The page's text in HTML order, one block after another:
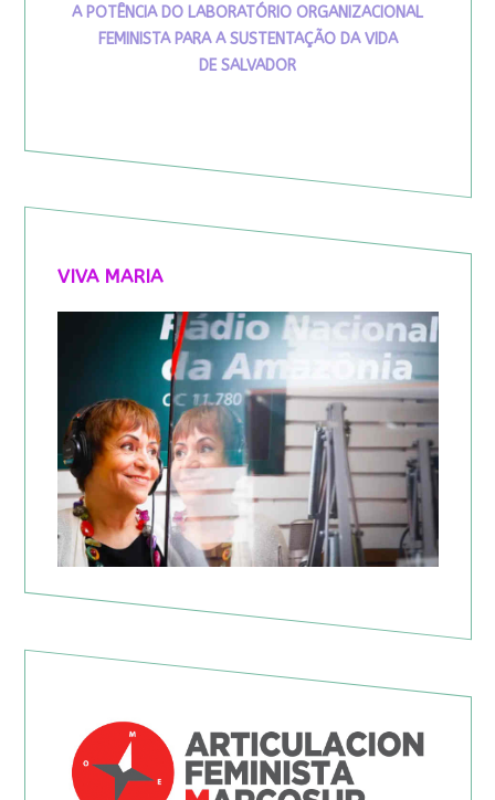
A POTÊNCIA DO LABORATÓRIO ORGANIZACIONAL
FEMINISTA PARA A SUSTENTAÇÃO DA VIDA
DE SALVADOR
VIVA MARIA